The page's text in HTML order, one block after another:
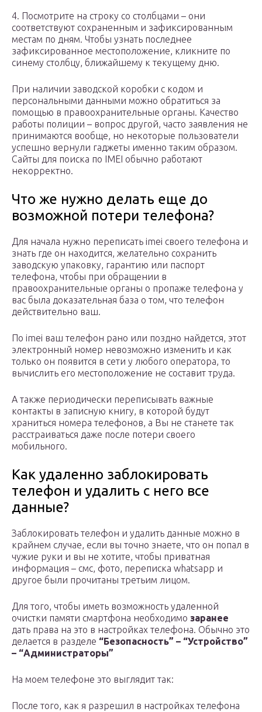
4. Посмотрите на строку со столбцами – они
соответствуют сохраненным и зафиксированным
местам по дням. Чтобы узнать последнее
зафиксированное местоположение, кликните по
синему столбцу, ближайшему к текущему дню.
При наличии заводской коробки с кодом и
персональными данными можно обратиться за
помощью в правоохранительные органы. Качество
работы полиции – вопрос другой, часто заявления не
принимаются вообще, но некоторые пользователи
успешно вернули гаджеты именно таким образом.
Сайты для поиска по IMEI обычно работают
некорректно.
Что же нужно делать еще до
возможной потери телефона?
Для начала нужно переписать imei своего телефона и
знать где он находится, желательно сохранить
заводскую упаковку, гарантию или паспорт
телефона, чтобы при обращении в
правоохранительные органы о пропаже телефона у
вас была доказательная база о том, что телефон
действительно ваш.
По imei ваш телефон рано или поздно найдется, этот
электронный номер невозможно изменить и как
только он появится в сети у любого оператора, то
вычислить его местоположение не составит труда.
А также периодически переписывать важные
контакты в записную книгу, в которой будут
храниться номера телефонов, а Вы не станете так
расстраиваться даже после потери своего
мобильного.
Как удаленно заблокировать
телефон и удалить с него все
данные?
Заблокировать телефон и удалить данные можно в
крайнем случае, если вы точно знаете, что он попал в
чужие руки и вы не хотите, чтобы приватная
информация – смс, фото, переписка whatsapp и
другое были прочитаны третьим лицом.
Для того, чтобы иметь возможность удаленной
очистки памяти смартфона необходимо заранее
дать права на это в настройках телефона. Обычно это
делается в разделе “Безопасность” – “Устройство”
– “Администраторы”
На моем телефоне это выглядит так:
После того, как я разрешил в настройках телефона